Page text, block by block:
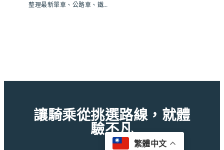
整理最新單車、公路車、鐵…
讓騎乘從挑選路線，就體
驗不凡
繁體中文